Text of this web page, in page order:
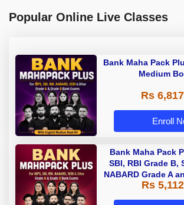
Popular Online Live Classes
Bank Maha Pack
Medium
Rs
Enroll
Bank Maha Pack
SBI, RBI Grade B,
NABARD Grade A
A & Grade B
Rs